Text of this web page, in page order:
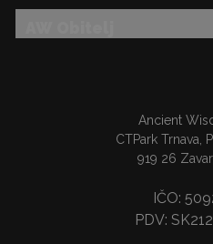
Ancient
CTPark Trnava,
919 26
IČO:
PDV: